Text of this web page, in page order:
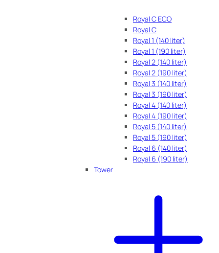
Royal C ECO
Royal C
Royal 1 (140 liter)
Royal 1 (190 liter)
Royal 2 (140 liter)
Royal 2 (190 liter)
Royal 3 (140 liter)
Royal 3 (190 liter)
Royal 4 (140 liter)
Royal 4 (190 liter)
Royal 5 (140 liter)
Royal 5 (190 liter)
Royal 6 (140 liter)
Royal 6 (190 liter)
Tower